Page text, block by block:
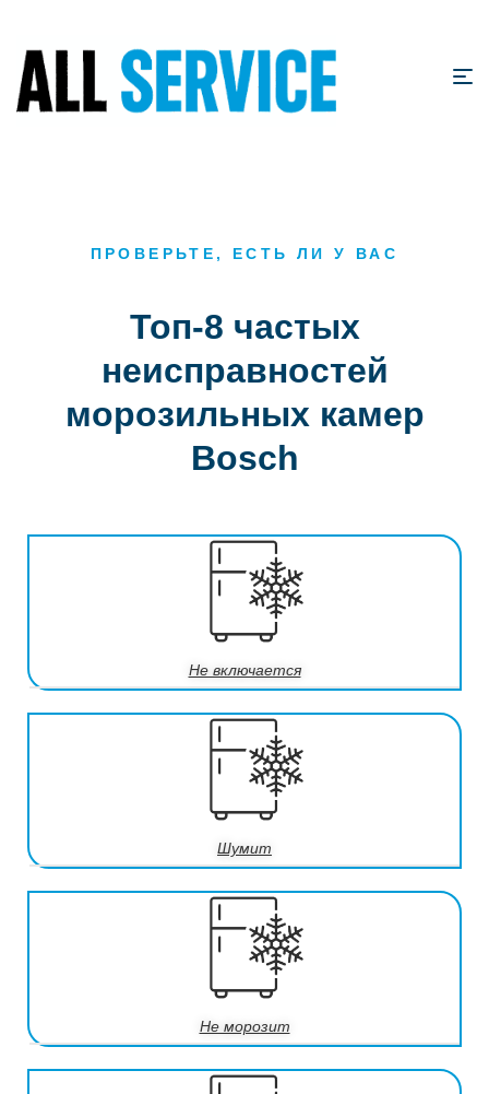
ПРОВЕРЬТЕ, ЕСТЬ ЛИ У ВАС
Топ-8 частых
неисправностей
морозильных камер
Bosch
Не включается
Шумит
Не морозит